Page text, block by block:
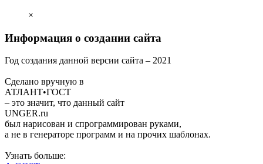
×
Информация о создании сайта
Год создания данной версии сайта – 2021
Сделано вручную в
АТЛАНТ•ГОСТ
– это значит, что данный сайт
UNGER.ru
был нарисован и спрограммирован руками,
а не в генераторе программ и на прочих шаблонах.
Узнать больше: